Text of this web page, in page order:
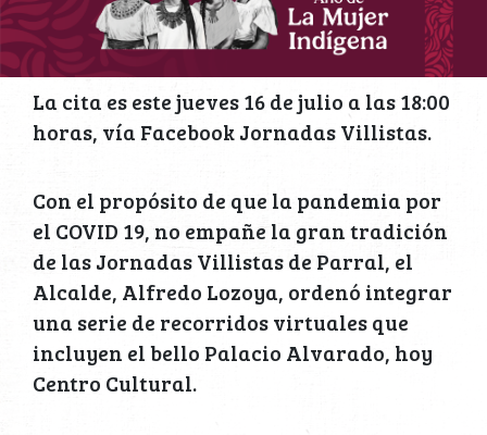
La cita es este jueves 16 de julio a las 18:00
horas, vía Facebook Jornadas Villistas.
Con el propósito de que la pandemia por
el COVID 19, no empañe la gran tradición
de las Jornadas Villistas de Parral, el
Alcalde, Alfredo Lozoya, ordenó integrar
una serie de recorridos virtuales que
incluyen el bello Palacio Alvarado, hoy
Centro Cultural.